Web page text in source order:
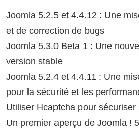
Joomla 5.2.5 et 4.4.12 : Une
et de correction de bugs
Joomla 5.3.0 Beta 1 : Une
version stable
Joomla 5.2.4 et 4.4.11 : Une
pour la sécurité et les
Utiliser Hcaptcha pour sécuriser
Un premier aperçu de Joomla !